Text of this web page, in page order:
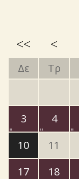
<< <
Δε Τρ
3
4
10
11
17
18